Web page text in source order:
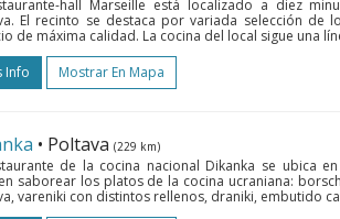
hall Marseille está localizado a diez
El recinto se destaca por variada selección de
de máxima calidad. La cocina del local sigue una
Info
Mostrar En Mapa
• Poltava (229 km)
de la cocina nacional Dikanka se ubica
saborear los platos de la cocina ucraniana:
vareniki con distintos rellenos, draniki, embutido